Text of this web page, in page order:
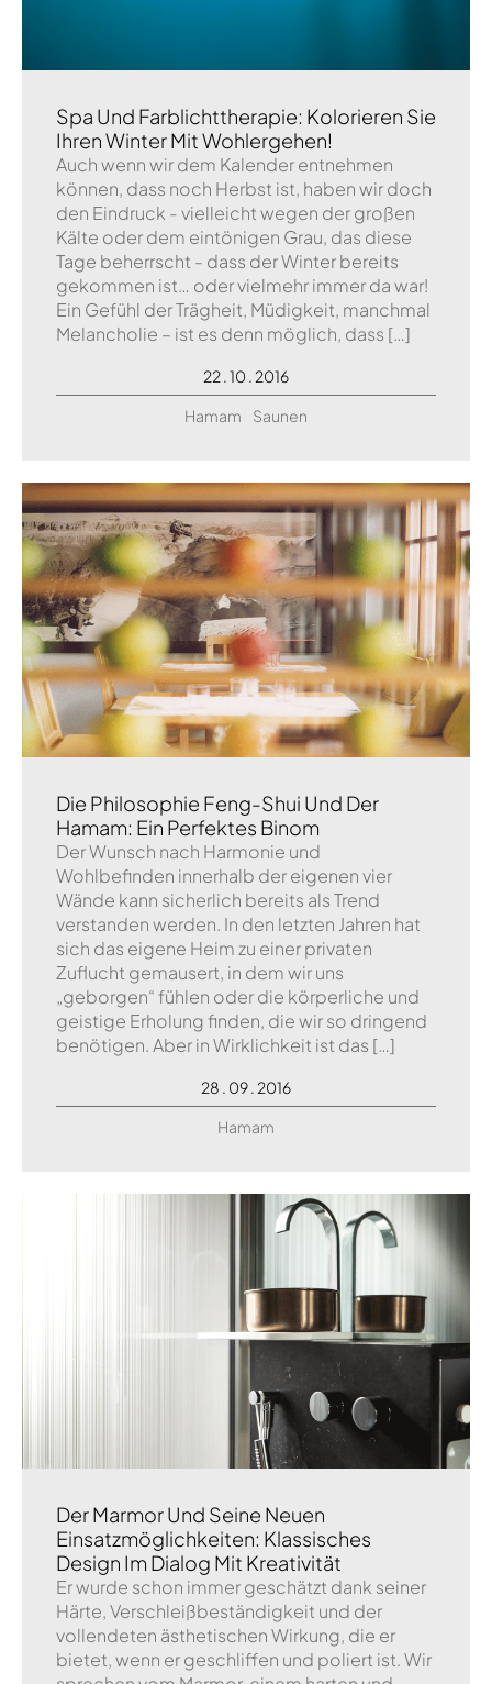
Spa Und Farblichttherapie: Kolorieren Sie
Ihren Winter Mit Wohlergehen!
Auch wenn wir dem Kalender entnehmen
können, dass noch Herbst ist, haben wir doch
den Eindruck - vielleicht wegen der großen
Kälte oder dem eintönigen Grau, das diese
Tage beherrscht - dass der Winter bereits
gekommen ist… oder vielmehr immer da war!
Ein Gefühl der Trägheit, Müdigkeit, manchmal
Melancholie – ist es denn möglich, dass […]
22 . 10 . 2016
Hamam
Saunen
Die Philosophie Feng-Shui Und Der
Hamam: Ein Perfektes Binom
Der Wunsch nach Harmonie und
Wohlbefinden innerhalb der eigenen vier
Wände kann sicherlich bereits als Trend
verstanden werden. In den letzten Jahren hat
sich das eigene Heim zu einer privaten
Zuflucht gemausert, in dem wir uns
„geborgen“ fühlen oder die körperliche und
geistige Erholung finden, die wir so dringend
benötigen. Aber in Wirklichkeit ist das […]
28 . 09 . 2016
Hamam
Der Marmor Und Seine Neuen
Einsatzmöglichkeiten: Klassisches
Design Im Dialog Mit Kreativität
Er wurde schon immer geschätzt dank seiner
Härte, Verschleißbeständigkeit und der
vollendeten ästhetischen Wirkung, die er
bietet, wenn er geschliffen und poliert ist. Wir